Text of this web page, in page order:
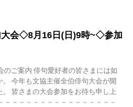
大会◇8月16日(日)9時~◇参加
ご案内 俳句愛好者の皆さまには如
今年も文協主催全伯俳句大会が開
皆さまの大会参加をお待ち申し上
－－－－－－－－－－－－－－－－